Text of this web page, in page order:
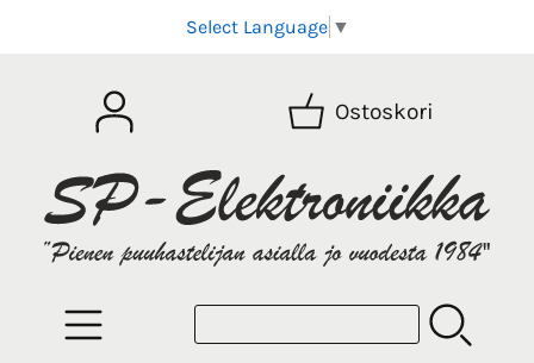
Select Language ▼
Ostoskori